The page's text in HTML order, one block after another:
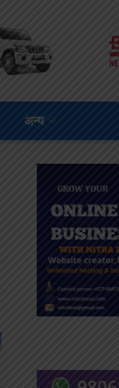
अन्य